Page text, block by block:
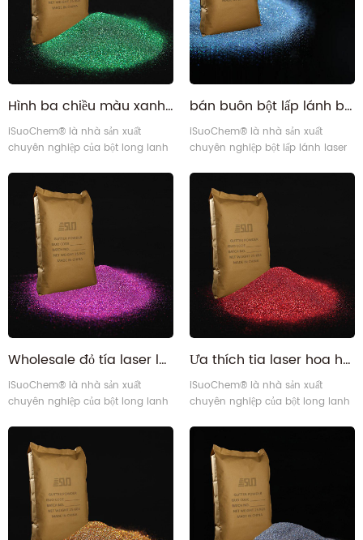
Hình ba chiều màu xanh lá cây hình lục giác cạnh tranh bột màu xanh lá cây
iSuoChem® là nhà sản xuất
chuyên nghiệp của bột long lanh
chính xác luôn giành được tất cả
các ngành công nghiệp liên
quan của sự hài lòng của khách
hàng. Của chúng tôi long lanh
laser bột phù hợp với SGS,
formaldehyde miễn phí, miễn phí
BPA (miễn phí bisphenol A).23
bán buôn bột lấp lánh ba chiều tốt màu xanh laze
iSuoChem® là nhà sản xuất
chuyên nghiệp bột lấp lánh laser
chính xác luôn giành được sự hài
lòng của tất cả các ngành liên
quan đến sự hài lòng của khách
hàng . bột lấp lánh laser của
chúng tôi phù hợp với SGS , free
formaldehyde , free bpa (free
bisphenol A) .23
Wholesale đỏ tía laser long lanh màu tím bột
iSuoChem® là nhà sản xuất
chuyên nghiệp của bột long lanh
chính xác luôn giành được tất cả
các ngành công nghiệp liên
quan của sự hài lòng của khách
hàng. Của chúng tôi long lanh
laser bột phù hợp với SGS,
formaldehyde miễn phí, miễn phí
BPA (miễn phí bisphenol A).23
Ưa thích tia laser hoa hồng đỏ long lanh bụi
iSuoChem® là nhà sản xuất
chuyên nghiệp của bột long lanh
chính xác luôn giành được tất cả
các ngành công nghiệp liên
quan của sự hài lòng của khách
hàng. Của chúng tôi long lanh
laser bột phù hợp với SGS,
formaldehyde miễn phí, miễn phí
BPA (miễn phí bisphenol A).23